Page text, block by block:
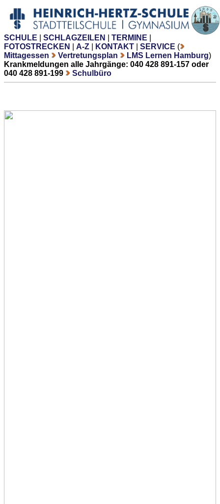
SCHULE SCHLAGZEILEN TERMINE
FOTOSTRECKEN
A-Z KONTAKT SERVICE (
Mittagessen
Vertretungsplan LMS Lernen Hamburg)
Krankmeldungen alle Jahrgänge: 040 428 891-157 oder
040 428 891-199
Schulbüro